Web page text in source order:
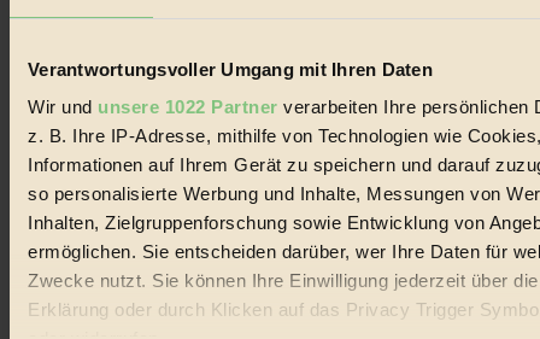
Verantwortungsvoller Umgang mit Ihren Daten
Wir und unsere 1022 Partner verarbeiten Ihre persönlichen
z. B. Ihre IP-Adresse, mithilfe von Technologien wie
Informationen auf Ihrem Gerät zu speichern und darauf
so personalisierte Werbung und Inhalte, Messungen von
Inhalten, Zielgruppenforschung sowie Entwicklung von
ermöglichen. Sie entscheiden darüber, wer Ihre Daten für
Zwecke nutzt. Sie können Ihre Einwilligung jederzeit über
Erklärung oder durch Klicken auf das Privacy Trigger
alternativer Energien.
Social Media
22.601 Fans auf Facebook
3.415 Follower auf Twitter
Themen
Bio